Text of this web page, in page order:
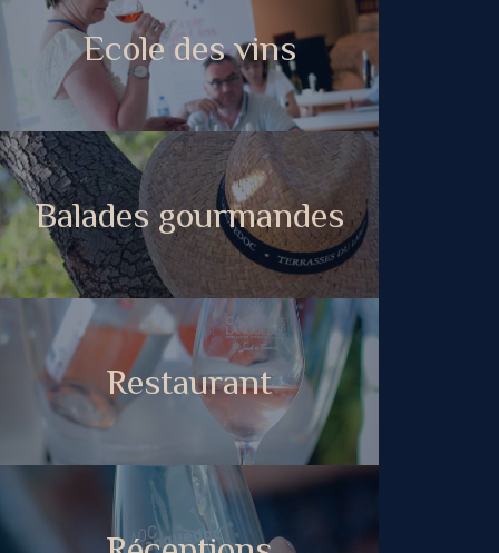
Ecole des vins
Balades gourmandes
Restaurant